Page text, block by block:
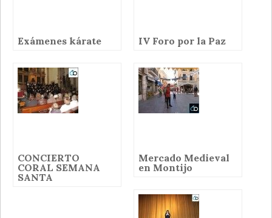
Exámenes kárate IV Foro por la Paz
CONCIERTO
CORAL SEMANA
SANTA
Mercado Medieval
en Montijo